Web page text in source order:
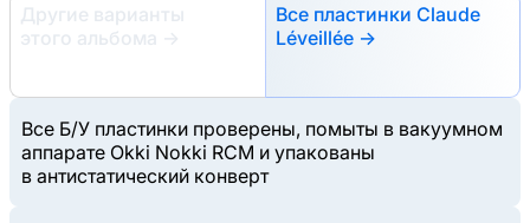
Другие варианты
этого альбома
→
Все пластинки Claude
Léveillée →
Все Б/У пластинки проверены, помыты в вакуумном
аппарате Okki Nokki RCM и упакованы
в антистатический конверт